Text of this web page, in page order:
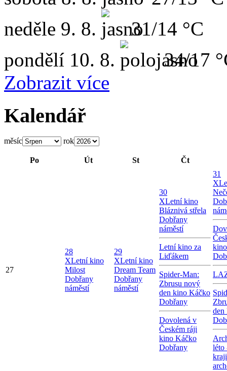
neděle 9. 8.
31/14 °C
pondělí 10. 8.
34/17
Zobrazit více
Kalendář
měsíc rok
Po Út St Čt
27
28
XLetní kino
Milost
Dobřany
náměstí
29
XLetní kino
Dream Team
Dobřany
náměstí
30
XLetní kino
Bláznivá střela
Dobřany
náměstí
Letní kino za
Liďákem
Spider-Man:
Zbrusu nový
den kino Káčko
Dobřany
Dovolená v
Českém ráji
kino Káčko
Dobřany
31
X
den
léto